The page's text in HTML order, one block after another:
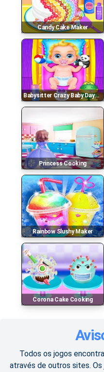
Candy Cake Maker
Babysitter Crazy Baby Daycare
Princess Cooking
Rainbow Slushy Maker
Corona Cake Cooking
Todos os jogos
através de outros sites.